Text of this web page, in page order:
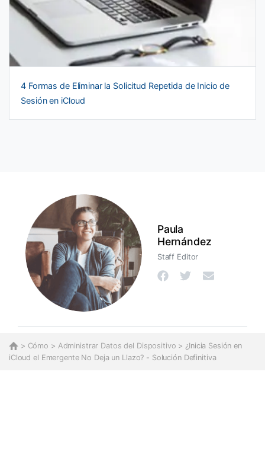
4 Formas de Eliminar la Solicitud Repetida de Inicio de
Sesión en iCloud
Paula
Hernández
Staff Editor
> Cómo > Administrar Datos del Dispositivo > ¿Inicia Sesión en
iCloud el Emergente No Deja un Llazo? - Solución Definitiva